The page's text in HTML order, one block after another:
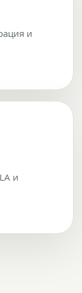
и
и